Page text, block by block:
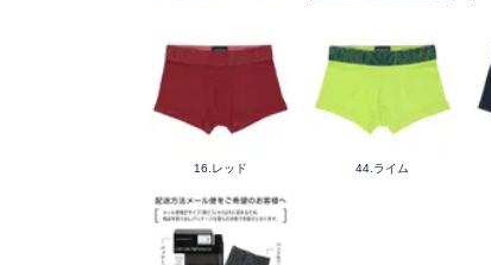
16.レッド 44.ライム